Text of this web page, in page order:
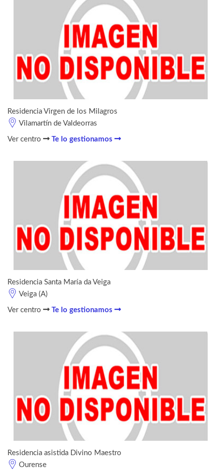
Residencia Virgen de los Milagros
Vilamartín de Valdeorras
Ver centro Te lo gestionamos
Residencia Santa María da Veiga
Veiga (A)
Ver centro Te lo gestionamos
Residencia asistida Divino Maestro
Ourense